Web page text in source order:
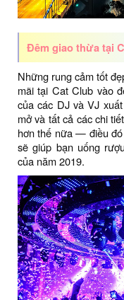
Đêm giao thừa tại
Những rung cảm tốt
mãi tại Cat Club vào
của các DJ và VJ
mở và tất cả các chi
hơn thế nữa — điều
sẽ giúp bạn uống
của năm 2019.